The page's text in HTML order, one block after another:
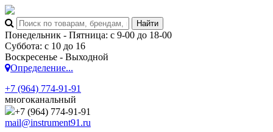
Понедельник - Пятница: с 9-00 до 18-00
Суббота: с 10 до 16
Воскресенье - Выходной
Определение...
+7 (964) 774-91-91
многоканальный
+7 (964) 774-91-91
mail@instrument91.ru